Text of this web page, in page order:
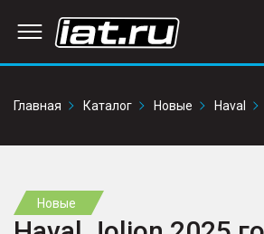
Главная
Каталог Новые Haval
Новые